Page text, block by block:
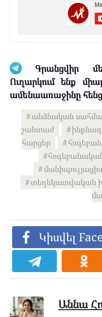
Գրանցվիր
Ուղարկում ենք
ամենաառաջինը
անձնական
շանտաժ
հարցեր
տեղեկատվական
Կիսվել
Աննա